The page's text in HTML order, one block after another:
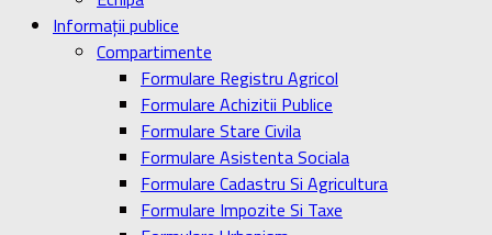
Informaţii publice
Compartimente
Formulare Registru Agricol
Formulare Achizitii Publice
Formulare Stare Civila
Formulare Asistenta Sociala
Formulare Cadastru Si Agricultura
Formulare Impozite Si Taxe